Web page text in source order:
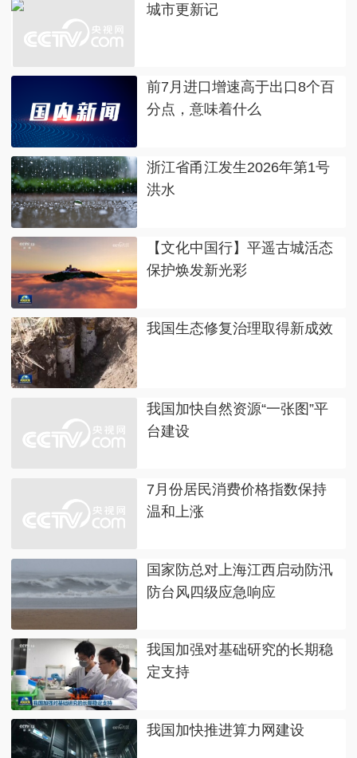
城市更新记
前7月进口增速高于出口8个百
分点，意味着什么
浙江省甬江发生2026年第1号
洪水
【文化中国行】平遥古城活态
保护焕发新光彩
我国生态修复治理取得新成效
我国加快自然资源“一张图”平
台建设
7月份居民消费价格指数保持
温和上涨
国家防总对上海江西启动防汛
防台风四级应急响应
我国加强对基础研究的长期稳
定支持
我国加快推进算力网建设